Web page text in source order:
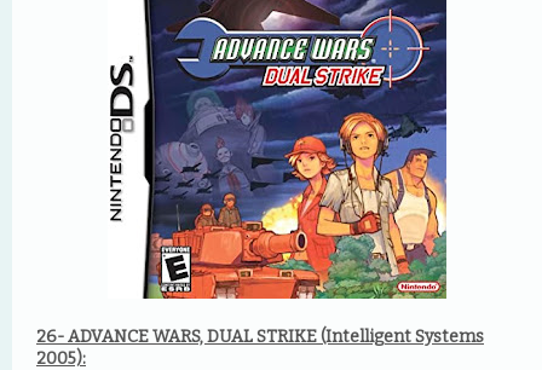
26- ADVANCE WARS, DUAL STRIKE (Intelligent Systems
2005):